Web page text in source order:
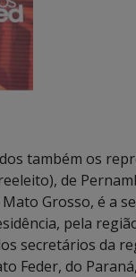
também os
de
Grosso, é a
pela
secretários da
Feder, do